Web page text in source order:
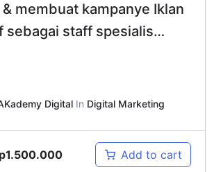
membuat kampanye Iklan
sebagai staff spesialis
Digital In Digital Marketing
1.500.000 Add to cart